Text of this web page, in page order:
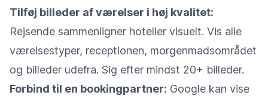
Tilføj billeder af værelser i høj kvalitet:
Rejsende sammenligner hoteller visuelt. Vis alle
værelsestyper, receptionen, morgenmadsområdet
og billeder udefra. Sig efter mindst 20+ billeder.
Forbind til en bookingpartner: Google kan vise